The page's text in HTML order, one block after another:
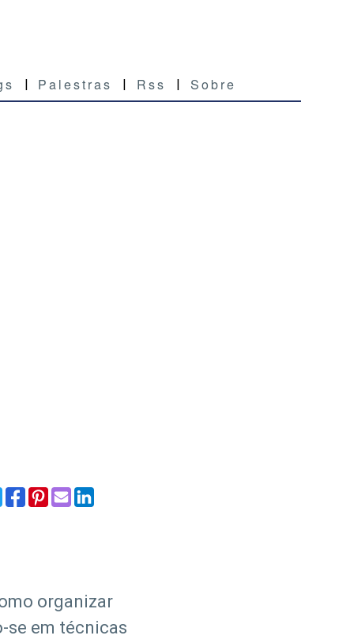
Palestras Rss Sobre
organizar
se em técnicas